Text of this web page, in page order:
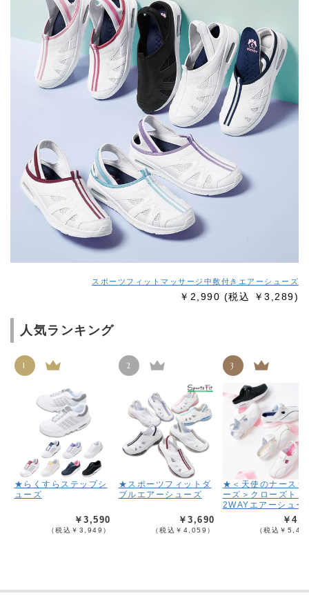
スポーツフィットマッサージ中敷付きエアーシューズ
￥2,990 (税込 ￥3,289)
人気ランキング
1
★らくすらステップシ
ューズ
￥3,590
（税込￥3,949）
2
★スポーツフィットダ
ブルエアーシューズ
￥3,690
（税込￥4,059）
3
★＜天使のナースシ
ーズ＞クローズトッ
2WAYエアーシュー
￥
（税込￥